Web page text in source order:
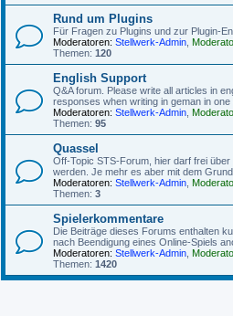
Rund um Plugins
Für Fragen zu Plugins und zur Plugin-
Moderatoren: Stellwerk-Admin
Themen: 120
English Support
Q&A forum. Please write all articles in
responses when writing in geman in one
Moderatoren: Stellwerk-Admin
Themen: 95
Quassel
Off-Topic STS-Forum, hier darf frei
werden. Je mehr es aber mit dem
Moderatoren: Stellwerk-Admin
Themen: 3
Spielerkommentare
Die Beiträge dieses Forums enthalten
nach Beendigung eines Online-Spiels
Moderatoren: Stellwerk-Admin
Themen: 1420